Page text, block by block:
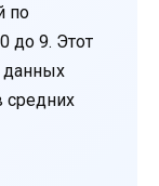
по
до 9. Этот
данных
средних